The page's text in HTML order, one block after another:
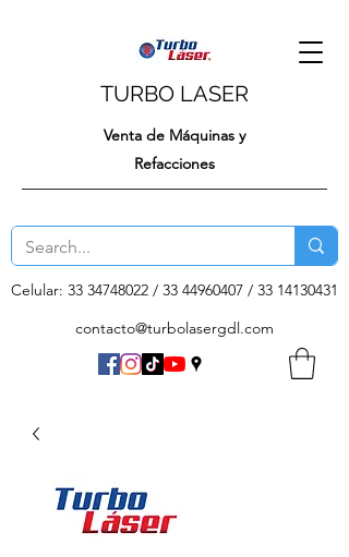
TURBO LASER
Venta de Máquinas y
Refacciones
Celular: 33 34748022 / 33 44960407 / 33 14130431
contacto@turbolasergdl.com